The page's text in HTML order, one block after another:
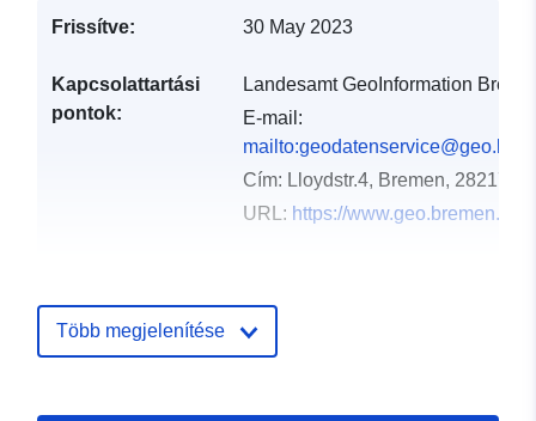
Frissítve: 30 May 2023
Kapcsolattartási
pontok:
Landesamt GeoInformation
E-mail:
Cím: Lloydstr.4, Bremen, 28217,
URL: https://www.geo.bremen.de/
nyilvántartás:
21 February 2026
Frissítve: data.europa.eu:
Több megjelenítése